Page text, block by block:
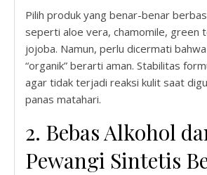
Pilih produk yang benar-benar
seperti aloe vera, chamomile, green
jojoba. Namun, perlu dicermati
“organik” berarti aman. Stabilitas
agar tidak terjadi reaksi kulit saat
panas matahari.
2. Bebas Alkohol
Pewangi Sintetis